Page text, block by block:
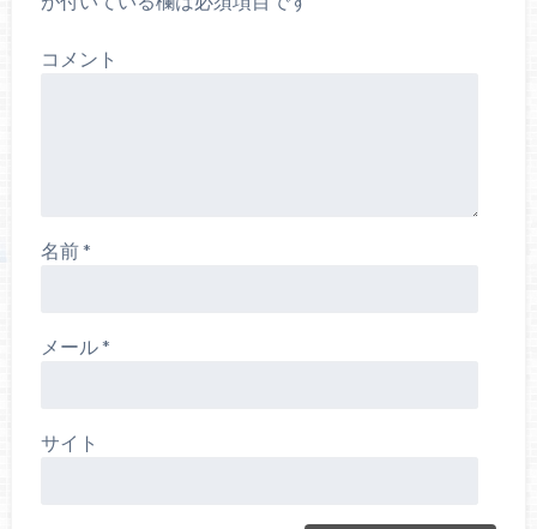
コメント
名前*
メール*
サイト